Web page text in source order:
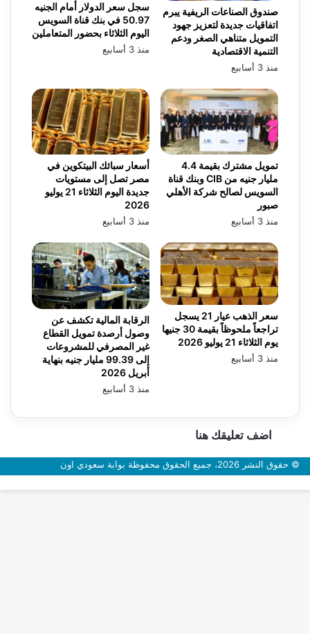
سجل سعر الدولار أمام الجنيه
50.97 في بنك قناة السويس
اليوم الثلاثاء بحضور المتعاملين
منذ 3 أسابيع
صندوق الصناعات الريفية يبرم
اتفاقيات جديدة لتعزيز جهود
التمويل متناهي الصغر ودعم
التنمية الاقتصادية
منذ 3 أسابيع
أسعار سبائك البيتكوين في
مصر تصل إلى مستويات
جديدة اليوم الثلاثاء 21 يوليو
2026
منذ 3 أسابيع
تمويل مشترك بقيمة 4.4
مليار جنيه من CIB وبنك قناة
السويس لصالح شركة الأهلي
صبور
منذ 3 أسابيع
الرقابة المالية تكشف عن
وصول أرصدة تمويل القطاع
غير المصرفي للمشروعات
إلى 99.39 مليار جنيه بنهاية
أبريل 2026
منذ 3 أسابيع
سعر الذهب عيار 21 يسجل
تراجعاً ملحوظاً بقيمة 30 جنيها
يوم الثلاثاء 21 يوليو 2026
منذ 3 أسابيع
اضف تعليقك هنا
© حقوق النشر 2026، جميع الحقوق محفوظة بوابة سعودي اون